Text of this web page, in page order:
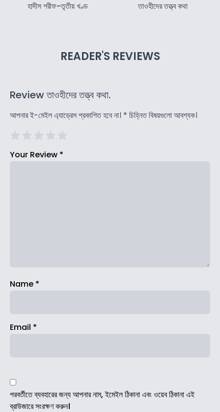
হাদীস শরীফ-তৃতীয় খণ্ড তাওহীদের তত্ত্ব কথা
READER'S REVIEWS
Review তাওহীদের তত্ত্ব কথা.
আপনার ই-মেইল এ্যাড্রেস প্রকাশিত হবে না। * চিহ্নিত বিষয়গুলো আবশ্যক।
Your Review *
Name *
Email *
পরবর্তীতে ব্যবহারের জন্য আপনার নাম, ইমেইল ঠিকানা এবং ওয়েব ঠিকানা এই
ব্রাউজারে সংরক্ষণ করুন।